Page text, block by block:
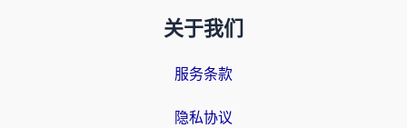
关于我们
服务条款
隐私协议